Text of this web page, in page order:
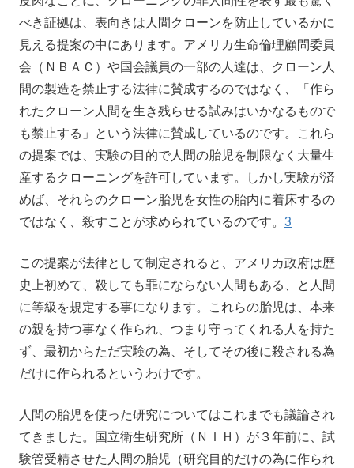
べき証拠は、表向きは人間クローンを防止しているかに
見える提案の中にあります。アメリカ生命倫理顧問委員
会（ＮＢＡＣ）や国会議員の一部の人達は、クローン人
間の製造を禁止する法律に賛成するのではなく、「作ら
れたクローン人間を生き残らせる試みはいかなるもので
も禁止する」という法律に賛成しているのです。これら
の提案では、実験の目的で人間の胎児を制限なく大量生
産するクローニングを許可しています。しかし実験が済
めば、それらのクローン胎児を女性の胎内に着床するの
ではなく、殺すことが求められているのです。 3
この提案が法律として制定されると、アメリカ政府は歴
史上初めて、殺しても罪にならない人間もある、と人間
に等級を規定する事になります。これらの胎児は、本来
の親を持つ事なく作られ、つまり守ってくれる人を持た
ず、最初からただ実験の為、そしてその後に殺される為
だけに作られるというわけです。
人間の胎児を使った研究についてはこれまでも議論され
てきました。国立衛生研究所（ＮＩＨ）が３年前に、試
験管受精させた人間の胎児（研究目的だけの為に作られ